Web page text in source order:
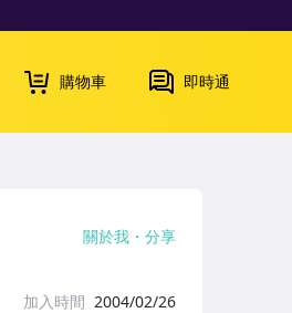
購物車 即時通
關於我 分享
加入時間 2004/02/26